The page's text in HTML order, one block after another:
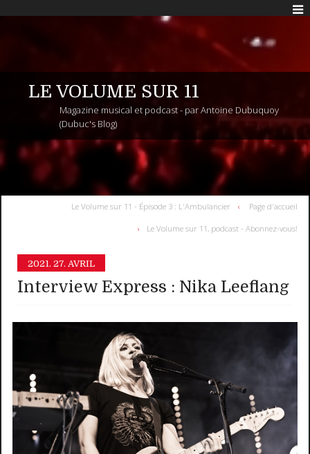
LE VOLUME SUR 11
Magazine musical et podcast - par Antoine Dubuquoy
(Dubuc's Blog)
Le Volume sur 11 - Épisode 3 : L'Ambulancier Page d'accueil
Le Volume sur 11, podcast - Abonnez-vous!
2021. 27. AVRIL
Interview Express : Nika Leeflang